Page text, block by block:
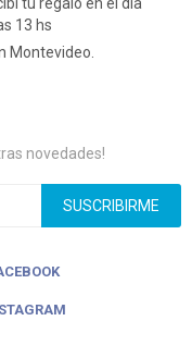
13 hs
Montevideo.
novedades!
SUSCRIBIRME